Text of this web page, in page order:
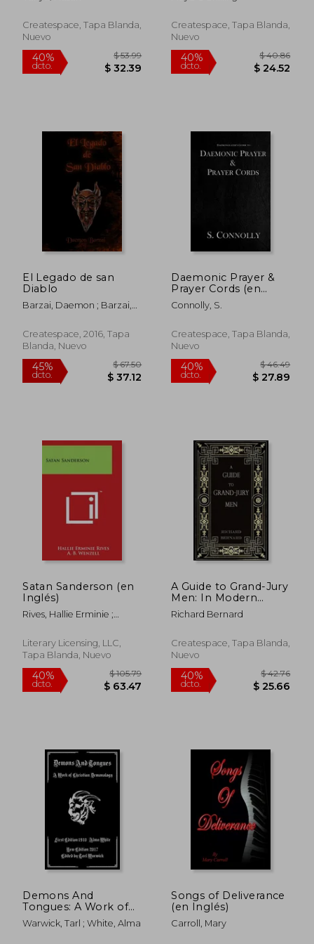
dcto.
40%
dcto.
Createspace, Tapa Blanda,
Nuevo
Createspace, Tapa Blanda,
Nuevo
40%
dcto.
El Legado de san
Diablo
Barzai, Daemon ; Barzai,
Createspace, 2016, Tapa
Blanda, Nuevo
Daemonic Prayer &
Prayer Cords (en
Inglés)
Connolly, S.
Createspace, Tapa Blanda,
Nuevo
Satan Sanderson (en
Inglés)
Rives, Hallie Erminie ;
Literary Licensing, LLC,
Tapa Blanda, Nuevo
A Guide to Grand-Jury
Men: In Modern
English
Richard Bernard
Createspace, Tapa Blanda,
Nuevo
Demons And
Tongues: A Work of
Christian
Demonology (en
Warwick, Tarl ; White, Alma
Songs of Deliverance
(en Inglés)
Carroll, Mary